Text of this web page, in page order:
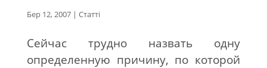
Бер 12, 2007| Статті
Сейчас трудно назвать одну
определенную причину, по которой